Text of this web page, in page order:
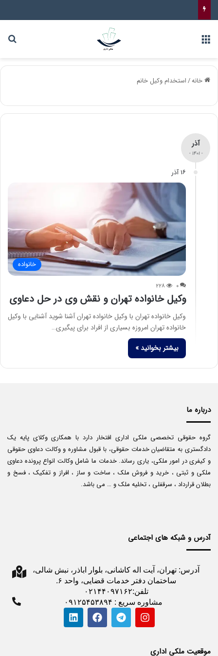
خانه/استخدام وکیل خانم
آذر
- ۱۴۰۱ -
۱۶ آذر
خانواده
۰ ۲۲۸
وکیل خانواده تهران و نقش وی در حل دعاوی
وکیل خانواده تهران با وکیل خانواده تهران آشنا شوید آشنایی با وکیل
خانواده تهران امروزه بسیاری از افراد برای پیگیری…
بیشتر بخوانید »
درباره ما
گروه حقوقی تخصصی ملکی اداری افتخار دارد با همکاری وکلای پایه یک
دادگستری به متقاضیان خدمات حقوقی، با قبول مشاوره و وکالت دعاوی حقوقی
و کیفری در امور ملکی، یاری رساند. خدمات ما شامل وکالت انواع پرونده دعاوی
ملکی و ثبتی ، خرید و فروش ملک ، ساخت و ساز ، افراز و تفکیک ، فسخ و
بطلان قرارداد ، سرقفلی ، تخلیه ملک و … می باشد.
آدرس و شبکه های اجتماعی
آدرس: تهران، آیت اله کاشانی، بلوار اباذر، نبش شالی،
ساختمان دفتر خدمات قضایی، واحد ۶.
تلفن:۰۲۱۴۴۰۹۷۱۶۲
مشاوره سریع : ۰۹۱۲۵۴۵۳۸۹۴
موقعیت ملکی اداری